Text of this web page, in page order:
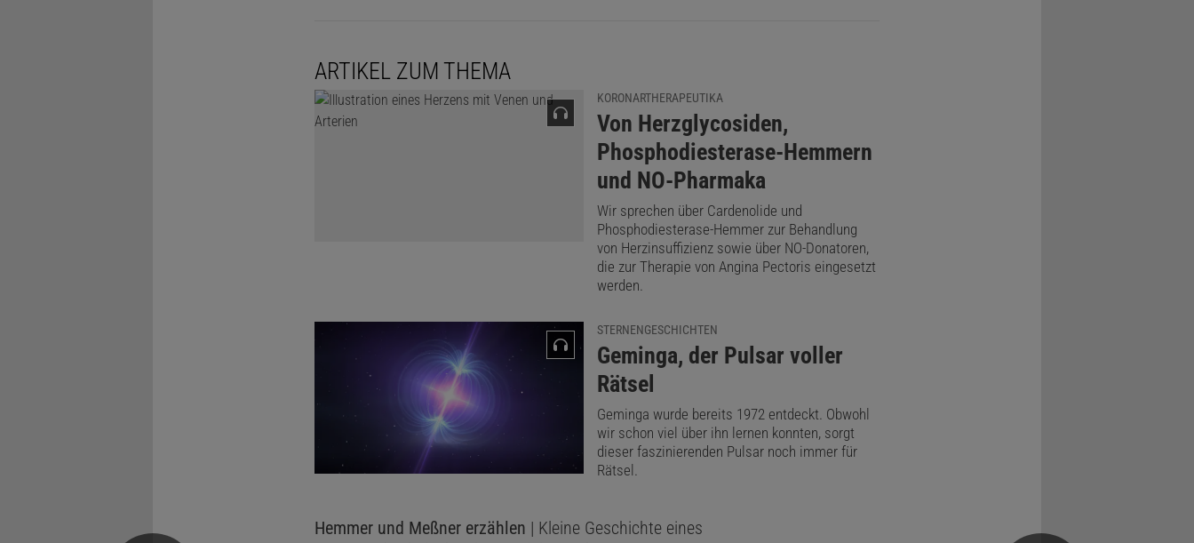
ARTIKEL ZUM THEMA
KORONARTHERAPEUTIKA
:
Von Herzglycosiden,
Phosphodiesterase-Hemmern
und NO-Pharmaka
Wir sprechen über Cardenolide und
Phosphodiesterase-Hemmer zur Behandlung
von Herzinsuffizienz sowie über NO-Donatoren,
die zur Therapie von Angina Pectoris eingesetzt
werden.
STERNENGESCHICHTEN
:
Geminga, der Pulsar voller
Rätsel
Geminga wurde bereits 1972 entdeckt. Obwohl
wir schon viel über ihn lernen konnten, sorgt
dieser faszinierenden Pulsar noch immer für
Rätsel.
Hemmer und Meßner erzählen | Kleine Geschichte eines